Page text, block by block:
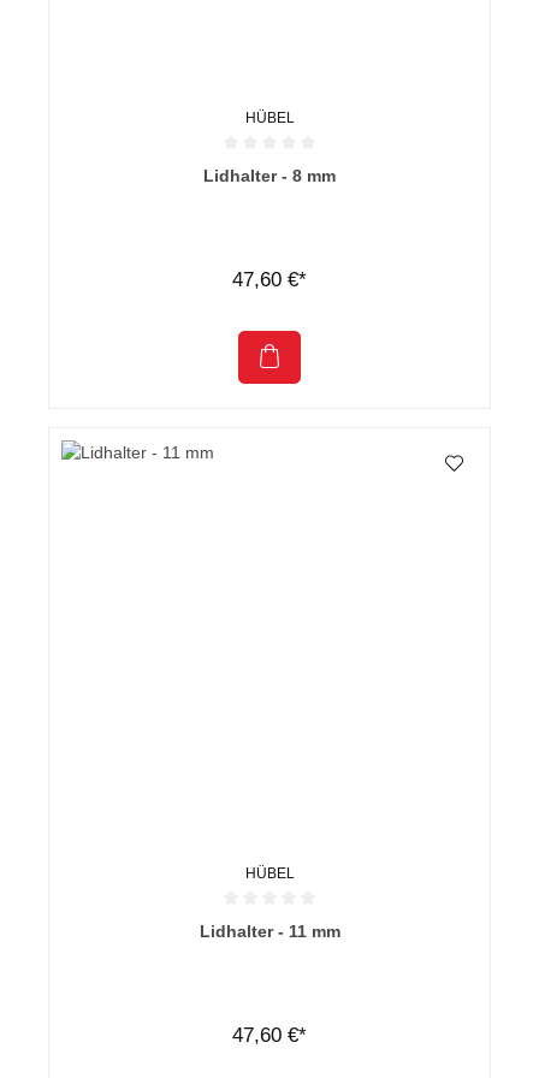
HÜBEL
Durchschnittliche Bewertung von 0 von 5 Sternen
Lidhalter - 8 mm
47,60 €*
HÜBEL
Durchschnittliche Bewertung von 0 von 5 Sternen
Lidhalter - 11 mm
47,60 €*